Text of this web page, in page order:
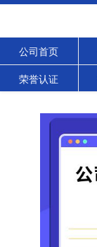
公司首页
荣誉认证